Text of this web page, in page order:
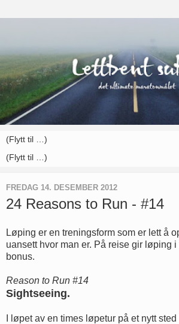
FREDAG 14. DESEMBER 2012
24 Reasons to Run - #14
Løping er en treningsform som er lett å
uansett hvor man er. På reise gir løping i
bonus.
Reason to Run #14
Sightseeing.
I løpet av en times løpetur på et nytt